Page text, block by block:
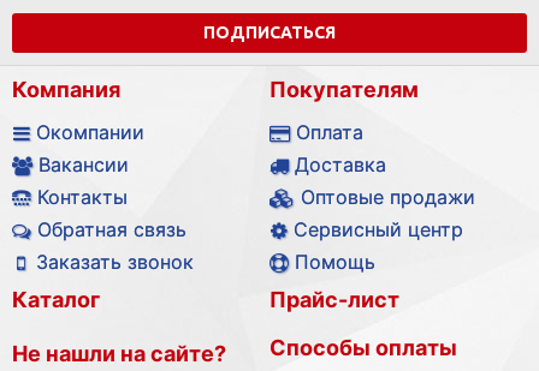
ПОДПИСАТЬСЯ
Компания
Окомпании
Вакансии
Контакты
Обратная связь
Заказать звонок
Покупателям
Оплата
Доставка
Оптовые продажи
Сервисный центр
Помощь
Каталог
Не нашли на сайте?
Прайс-лист
Способы оплаты